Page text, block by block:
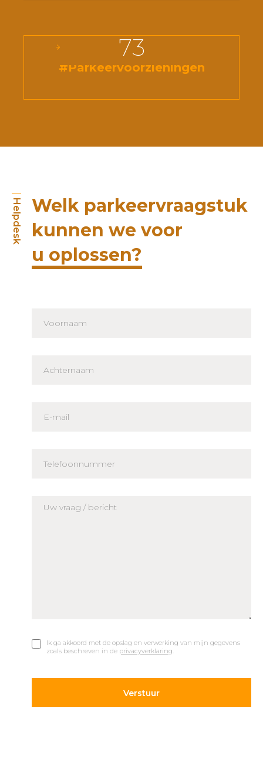
#Parkeervoorzieningen
73
Helpdesk Welk parkeervraagstuk
kunnen we voor
u oplossen?
Ik ga akkoord met de opslag en verwerking van mijn gegevens
zoals beschreven in de privacyverklaring